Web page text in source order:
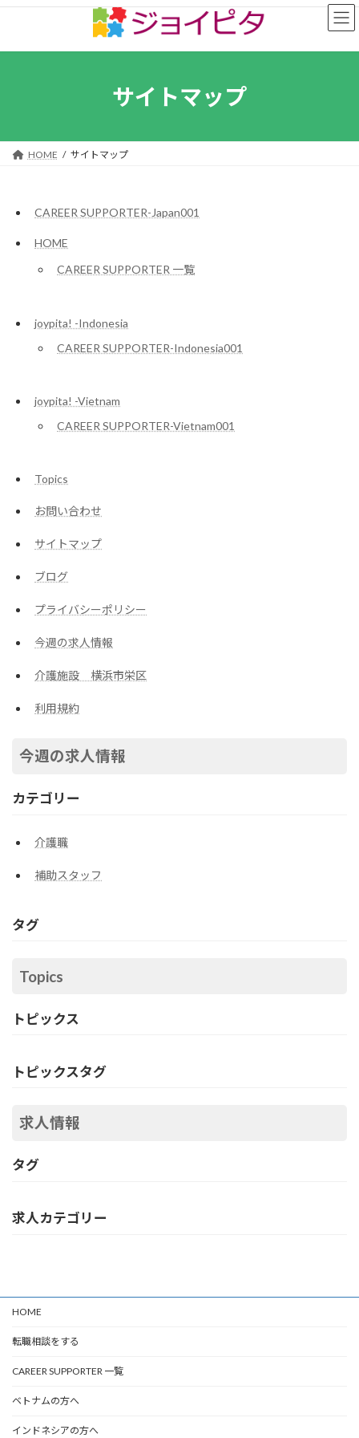
コ
ン
ナ
ー
サイトマップ
HOME サイトマップ
CAREER SUPPORTER-Japan001
HOME
CAREER SUPPORTER 一覧
joypita! -Indonesia
CAREER SUPPORTER-Indonesia001
joypita! -Vietnam
CAREER SUPPORTER-Vietnam001
Topics
お問い合わせ
サイトマップ
ブログ
プライバシーポリシー
今週の求人情報
介護施設 横浜市栄区
利用規約
今週の求人情報
カテゴリー
介護職
補助スタッフ
タグ
Topics
トピックス
トピックスタグ
求人情報
タグ
求人カテゴリー
HOME
転職相談をする
CAREER SUPPORTER 一覧
ベトナムの方へ
インドネシアの方へ